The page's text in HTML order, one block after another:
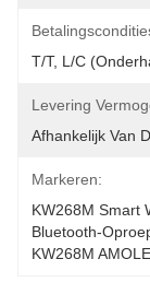
T/T, L/C
Levering
Afhankelijk Van
Markeren:
KW268M Smart
Bluetooth-
KW268M